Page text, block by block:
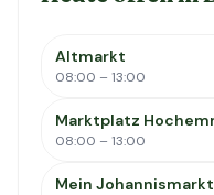
Altmarkt
08:00 – 13:00
Marktplatz
08:00 – 13:00
Mein